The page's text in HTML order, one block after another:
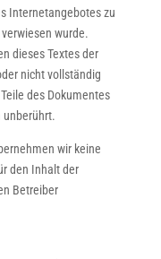
Internetangebotes zu
wurde.
dieses Textes der
nicht vollständig
des Dokumentes
wir keine
den Inhalt der
Betreiber